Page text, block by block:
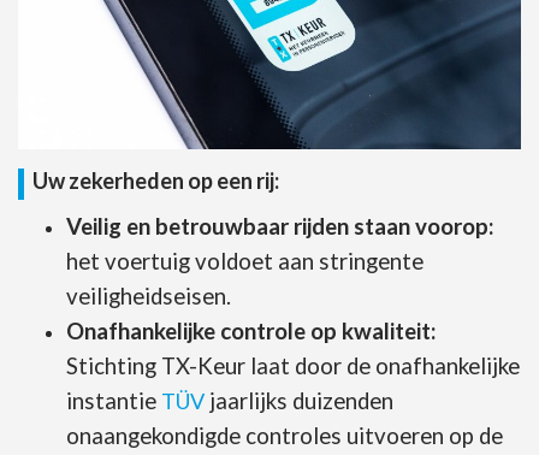
Uw zekerheden op een rij:
Veilig en betrouwbaar rijden staan voorop:
het voertuig voldoet aan stringente
veiligheidseisen.
Onafhankelijke controle op kwaliteit:
Stichting TX-Keur laat door de onafhankelijke
instantie TÜV jaarlijks duizenden
onaangekondigde controles uitvoeren op de